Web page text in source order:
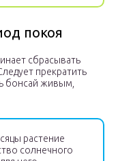
покоя
сбрасывать
прекратить
бонсай живым,
растение
солнечного